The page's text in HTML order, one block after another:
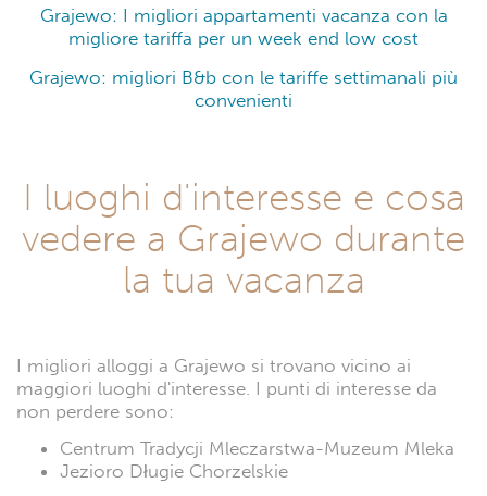
Grajewo: I migliori appartamenti vacanza con la
migliore tariffa per un week end low cost
Grajewo: migliori B&b con le tariffe settimanali più
convenienti
I luoghi d'interesse e cosa
vedere a Grajewo durante
la tua vacanza
I migliori alloggi a Grajewo si trovano vicino ai
maggiori luoghi d'interesse. I punti di interesse da
non perdere sono:
Centrum Tradycji Mleczarstwa-Muzeum Mleka
Jezioro Długie Chorzelskie